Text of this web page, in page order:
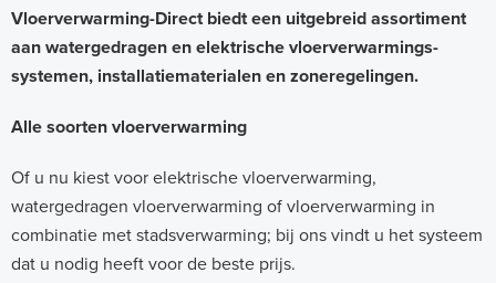
Vloerverwarming-Direct biedt een uitgebreid assortiment
aan watergedragen en elektrische vloerverwarmings-
systemen, installatiematerialen en zoneregelingen.
Alle soorten vloerverwarming
Of u nu kiest voor elektrische vloerverwarming,
watergedragen vloerverwarming of vloerverwarming in
combinatie met stadsverwarming; bij ons vindt u het systeem
dat u nodig heeft voor de beste prijs.